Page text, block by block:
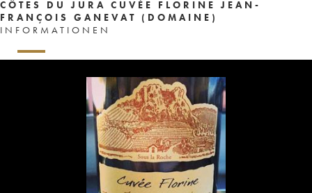
CÔTES DU JURA CUVÉE FLORINE JEAN-
FRANÇOIS GANEVAT (DOMAINE)
INFORMATIONEN